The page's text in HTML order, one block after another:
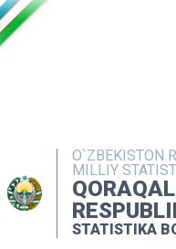
O`ZBEKISTON
MILLIY
STATISTIKA